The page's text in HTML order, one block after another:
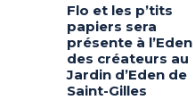
Flo et les p’tits
papiers sera
présente à l’Eden
des créateurs au
Jardin d’Eden de
Saint-Gilles